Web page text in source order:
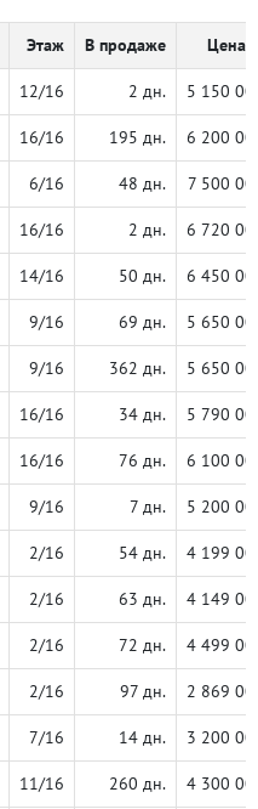
Этаж В продаже Цена,
12/16 2 дн. 5 150
16/16 195 дн. 6 200
6/16 48 дн. 7 500
16/16 2 дн. 6 720
14/16 50 дн. 6 450
9/16 69 дн. 5 650
9/16 362 дн. 5 650
16/16 34 дн. 5 790
16/16 76 дн. 6 100
9/16 7 дн. 5 200
2/16 54 дн. 4 199
2/16 63 дн. 4 149
2/16 72 дн. 4 499
2/16 97 дн. 2 869
7/16 14 дн. 3 200
11/16 260 дн. 4 300